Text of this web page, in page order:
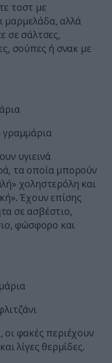
τοστ με
μαρμελάδα, αλλά
σε σάλτσες,
σούπες ή σνακ με
γραμμάρια
υγιεινά
τα οποία μπορούν
χοληστερόλη και
Έχουν επίσης
σε ασβέστιο,
φώσφορο και
φακές περιέχουν
λίγες θερμίδες.